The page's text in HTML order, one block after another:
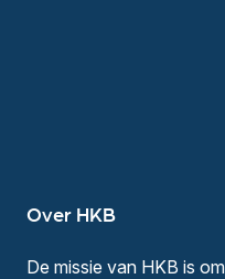
Over HKB
De missie van HKB is